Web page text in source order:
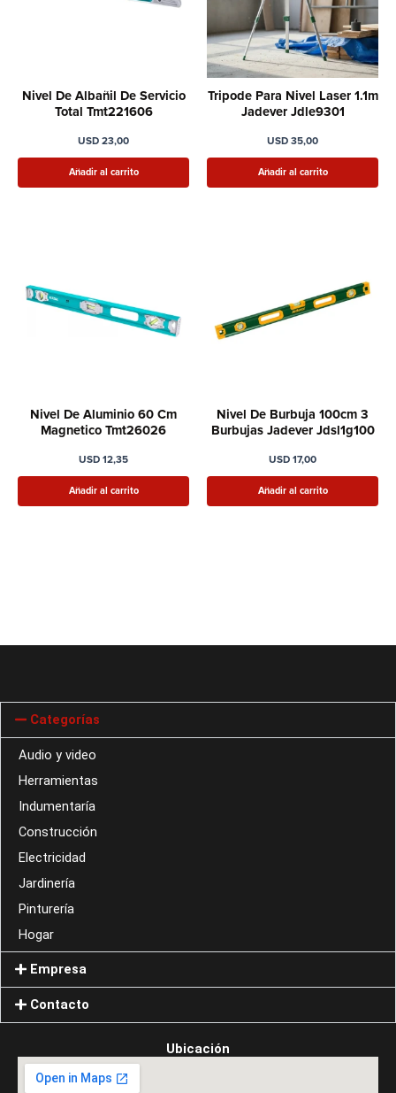
Nivel De Albañil De Servicio
Total Tmt221606
USD 23,00
Añadir al carrito
Tripode Para Nivel Laser 1.1m
Jadever Jdle9301
USD 35,00
Añadir al carrito
Nivel De Aluminio 60 Cm
Magnetico Tmt26026
USD 12,35
Añadir al carrito
Nivel De Burbuja 100cm 3
Burbujas Jadever Jdsl1g100
USD 17,00
Añadir al carrito
Categorías
Audio y video
Herramientas
Indumentaría
Construcción
Electricidad
Jardinería
Pinturería
Hogar
Empresa
Contacto
Ubicación